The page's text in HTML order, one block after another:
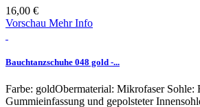
16,00 €
Vorschau Mehr Info
Bauchtanzschuhe 048 gold -...
Farbe: goldObermaterial: Mikrofaser Sohle:
Gummieinfassung und gepolsteter